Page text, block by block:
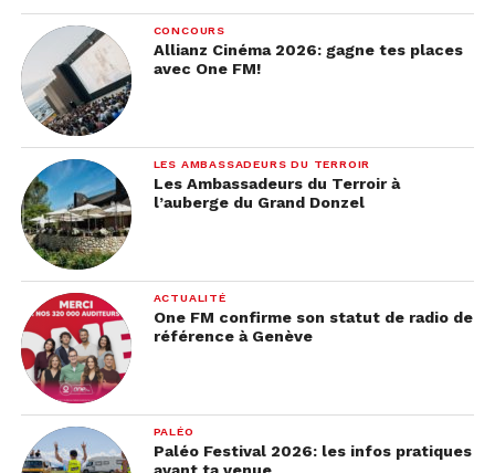
Tisane de gingembre frais
Ingrédients:1 l d’eau – 2 à 3 cuillères à café de
gingembre en poudre – 2 cuillères à soupe de jus
de citron ou 2 cuillères à café de miel (facultatif)
CONCOURS
Allianz Cinéma 2026: gagne tes places
avec One FM!
LES AMBASSADEURS DU TERROIR
Les Ambassadeurs du Terroir à
l’auberge du Grand Donzel
ACTUALITÉ
One FM confirme son statut de radio de
référence à Genève
PALÉO
Paléo Festival 2026: les infos pratiques
avant ta venue